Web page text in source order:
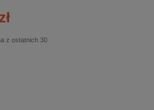
z ostatnich 30